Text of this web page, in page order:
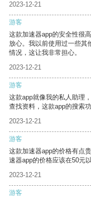
2023-12-21
游客
这款加速器app的安全性很
放心。我以前使用过一些其
情况，这让我非常担心。
2023-12-21
游客
这款app就像我的私人助理
查找资料，这款app的搜索
2023-12-21
游客
这款加速器app的价格有点
速器app的价格应该在50元
2023-12-21
游客